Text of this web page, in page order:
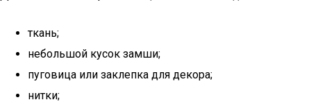
ткань;
небольшой кусок замши;
пуговица или заклепка для декора;
нитки;